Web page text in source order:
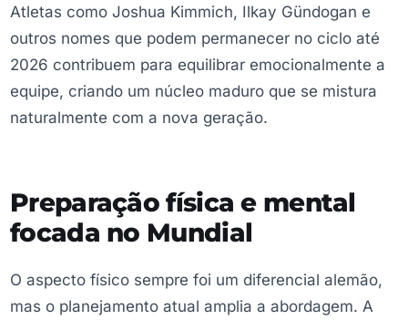
Atletas como Joshua Kimmich, Ilkay Gündogan e
outros nomes que podem permanecer no ciclo até
2026 contribuem para equilibrar emocionalmente a
equipe, criando um núcleo maduro que se mistura
naturalmente com a nova geração.
Preparação física e mental
focada no Mundial
O aspecto físico sempre foi um diferencial alemão,
mas o planejamento atual amplia a abordagem. A